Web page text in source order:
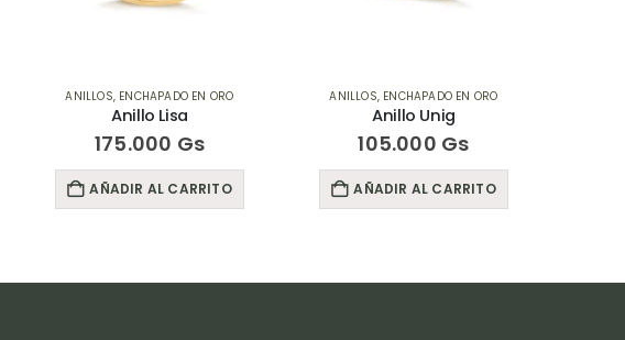
ANILLOS, ENCHAPADO EN ORO
Anillo Lisa
175.000 Gs
AÑADIR AL CARRITO
ANILLOS, ENCHAPADO EN ORO
Anillo Unig
105.000 Gs
AÑADIR AL CARRITO